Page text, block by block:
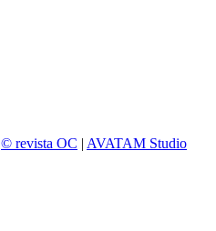
© revista OC | AVATAM Studio